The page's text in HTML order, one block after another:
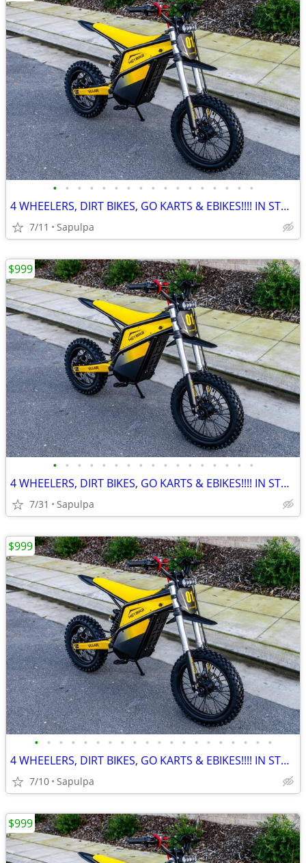
• • • • • • • • • • • • • • • • •
4 WHEELERS, DIRT BIKES, GO KARTS & EBIKES!!!! IN STOCK NOW!!!
7/11 Sapulpa
• • • • • • • • • • • • • • • • •
4 WHEELERS, DIRT BIKES, GO KARTS & EBIKES!!!! IN STOCK NOW!!!
7/31 Sapulpa
$999
• • • • • • • • • • • • • • • • • • • •
4 WHEELERS, DIRT BIKES, GO KARTS & EBIKES!!!! IN STOCK NOW!!!
7/10 Sapulpa
$999
$999